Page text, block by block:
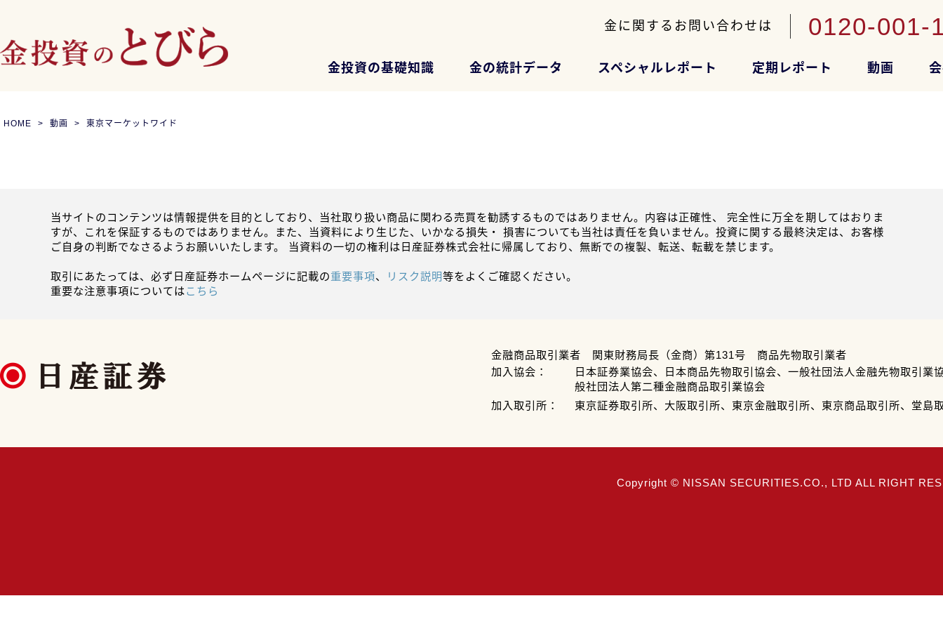
金に関するお問い合わせは 0120-001-
金投資の基礎知識 金の統計データ スペシャルレポート 定期レポート 動画
HOME 動画 東京マーケットワイド
当サイトのコンテンツは情報提供を目的としており、当社取り扱い商品に関わる売買を勧誘するものではありません。内容は正確性、 完全性に万全を期してはおりま
すが、これを保証するものではありません。また、当資料により生じた、いかなる損失・ 損害についても当社は責任を負いません。投資に関する最終決定は、お客様
ご自身の判断でなさるようお願いいたします。 当資料の一切の権利は日産証券株式会社に帰属しており、無断での複製、転送、転載を禁じます。
取引にあたっては、必ず日産証券ホームページに記載の重要事項、 リスク説明等をよくご確認ください。
重要な注意事項についてはこちら
金融商品取引業者 関東財務局長（金商）第131号 商品先物取引業者
加入協会：
日本証券業協会、日本商品先物取引協会、一般社団法人金融先物取引業
般社団法人第二種金融商品取引業協会
加入取引所：
東京証券取引所、大阪取引所、東京金融取引所、東京商品取引所、堂島
Copyright © NISSAN SECURITIES.CO., LTD ALL RIGHT